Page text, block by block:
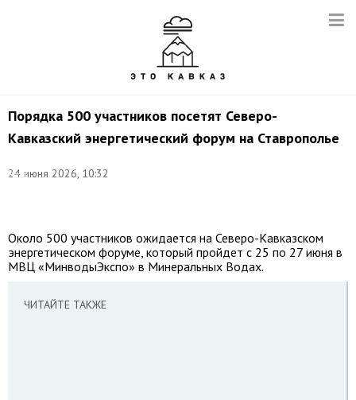
Порядка 500 участников посетят Северо-
Кавказский энергетический форум на Ставрополье
24 июня 2026, 10:32
Егор
Около 500 участников ожидается на Северо-Кавказском
энергетическом форуме, который пройдет с 25 по 27 июня в
МВЦ «МинводыЭкспо» в Минеральных Водах.
ЧИТАЙТЕ ТАКЖЕ